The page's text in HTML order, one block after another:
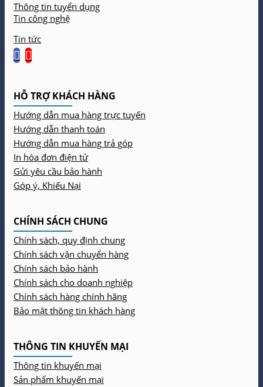
Thông tin tuyển dụng
Tin công nghệ
Tin tức
HỖ TRỢ KHÁCH HÀNG
Hướng dẫn mua hàng trực tuyến
Hướng dẫn thanh toán
Hướng dẫn mua hàng trả góp
In hóa đơn điện tử
Gửi yêu cầu bảo hành
Góp ý, Khiếu Nại
CHÍNH SÁCH CHUNG
Chính sách, quy định chung
Chính sách vận chuyển hàng
Chính sách bảo hành
Chính sách cho doanh nghiệp
Chính sách hàng chính hãng
Bảo mật thông tin khách hàng
THÔNG TIN KHUYẾN MẠI
Thông tin khuyến mại
Sản phẩm khuyến mại